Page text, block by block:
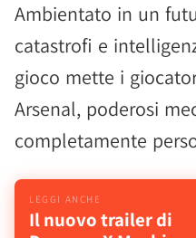
Ambientato in un
catastrofi e
gioco mette i
Arsenal, poderosi
completamente
Il nuovo trailer di